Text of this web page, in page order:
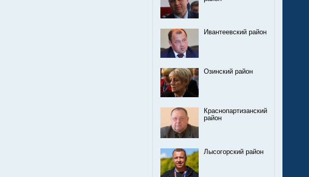
Ивантеевский район
Озинский район
Краснопартизанский
район
Лысогорский район